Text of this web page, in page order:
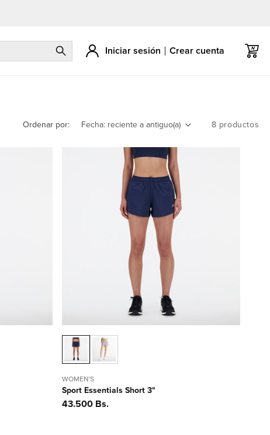
Iniciar sesión Crear cuenta Carrito
Ordenar por: 8 productos
WOMEN'S
Sport Essentials Short 3"
Precio
43.500 Bs.